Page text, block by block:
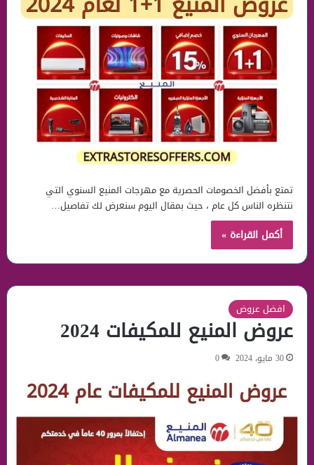
تمتع بأفضل الخصومات الحصرية مع مهرجات المنيع السنوي التي
نتنظره الناس كل عام ، حيث بمقال اليوم سنعرض لك تفاصيل…
أكمل القراءة »
افضل عروض
عروض المنيع للمكيفات 2024
30 مايو، 2024 0